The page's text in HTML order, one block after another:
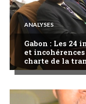
ANALYSES
Gabon : Les 24
et
charte de la